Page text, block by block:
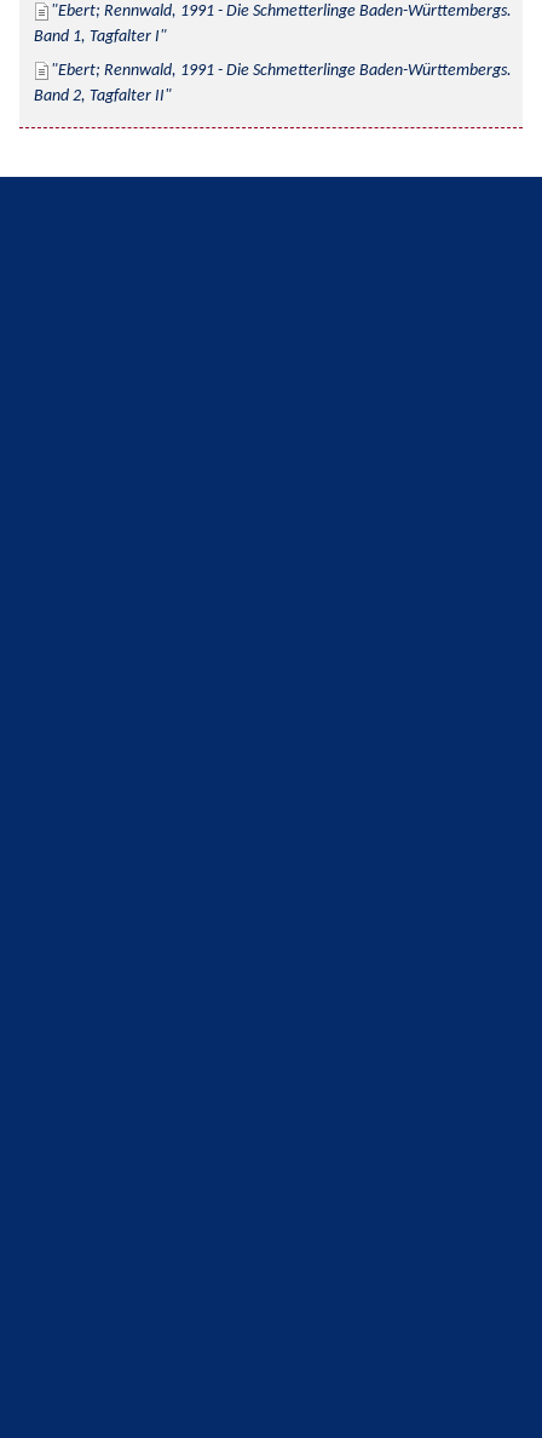
Ebert; Rennwald, 1991 - Die Schmetterlinge Baden-Württembergs.
Band 1, Tagfalter I
Ebert; Rennwald, 1991 - Die Schmetterlinge Baden-Württembergs.
Band 2, Tagfalter II